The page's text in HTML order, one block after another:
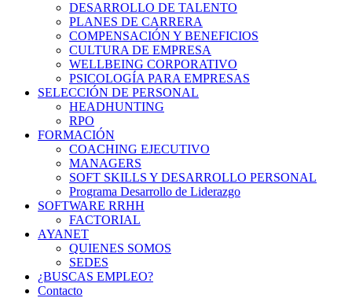
DESARROLLO DE TALENTO
PLANES DE CARRERA
COMPENSACIÓN Y BENEFICIOS
CULTURA DE EMPRESA
WELLBEING CORPORATIVO
PSICOLOGÍA PARA EMPRESAS
SELECCIÓN DE PERSONAL
HEADHUNTING
RPO
FORMACIÓN
COACHING EJECUTIVO
MANAGERS
SOFT SKILLS Y DESARROLLO PERSONAL
Programa Desarrollo de Liderazgo
SOFTWARE RRHH
FACTORIAL
AYANET
QUIENES SOMOS
SEDES
¿BUSCAS EMPLEO?
Contacto